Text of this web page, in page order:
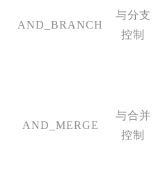
AND_BRANCH
与分支
控制
AND_MERGE
与合并
控制